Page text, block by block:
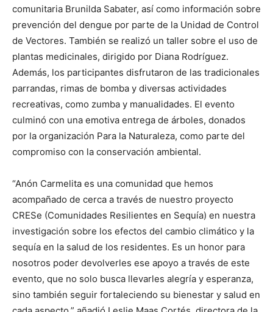
comunitaria Brunilda Sabater, así como información sobre
prevención del dengue por parte de la Unidad de Control
de Vectores. También se realizó un taller sobre el uso de
plantas medicinales, dirigido por Diana Rodríguez.
Además, los participantes disfrutaron de las tradicionales
parrandas, rimas de bomba y diversas actividades
recreativas, como zumba y manualidades. El evento
culminó con una emotiva entrega de árboles, donados
por la organización Para la Naturaleza, como parte del
compromiso con la conservación ambiental.
“Anón Carmelita es una comunidad que hemos
acompañado de cerca a través de nuestro proyecto
CRESe (Comunidades Resilientes en Sequía) en nuestra
investigación sobre los efectos del cambio climático y la
sequía en la salud de los residentes. Es un honor para
nosotros poder devolverles ese apoyo a través de este
evento, que no solo busca llevarles alegría y esperanza,
sino también seguir fortaleciendo su bienestar y salud en